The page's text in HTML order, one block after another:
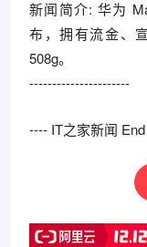
新闻简介: 华为
布，拥有流金、
508g。
----------------------
---- IT之家新闻